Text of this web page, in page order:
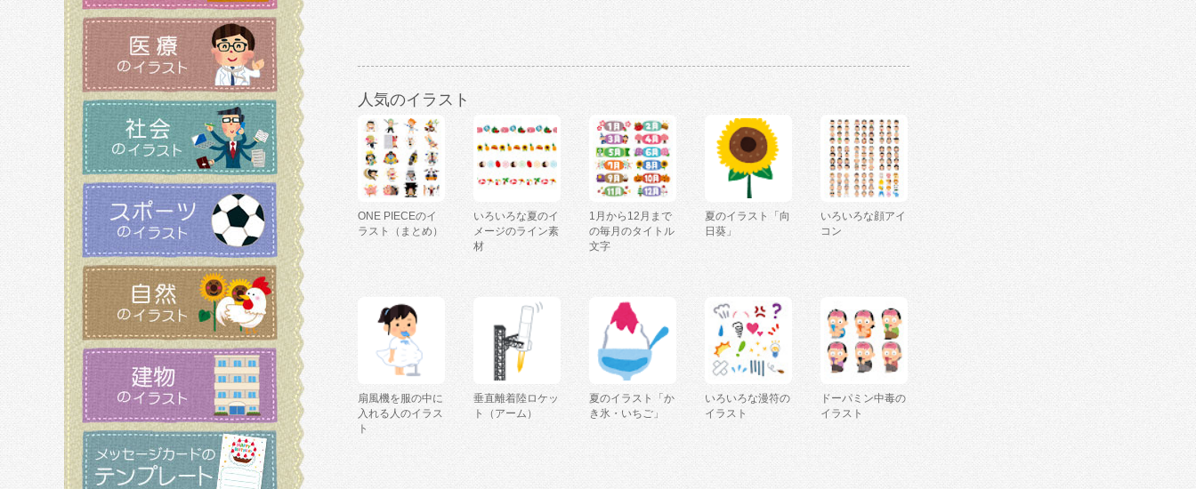
人気のイラスト
ONE PIECEのイ
ラスト（まとめ）
いろいろな夏のイ
メージのライン素
材
1月から12月まで
の毎月のタイトル
文字
夏のイラスト「向
日葵」
いろいろな顔アイ
コン
扇風機を服の中に
入れる人のイラス
ト
垂直離着陸ロケッ
ト（アーム）
夏のイラスト「か
き氷・いちご」
いろいろな漫符の
イラスト
ドーパミン中毒の
イラスト